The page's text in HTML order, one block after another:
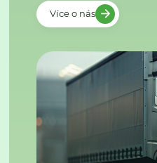
Více o nás